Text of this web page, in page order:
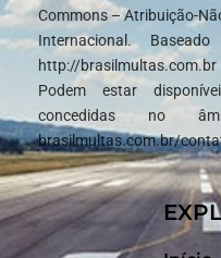
Commons – Atribuição-
Internacional.
http://brasilmultas.com.br
Podem estar
concedidas no
brasilmultas.com.br/